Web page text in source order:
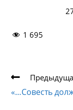
1 695
Еще
«…Совесть